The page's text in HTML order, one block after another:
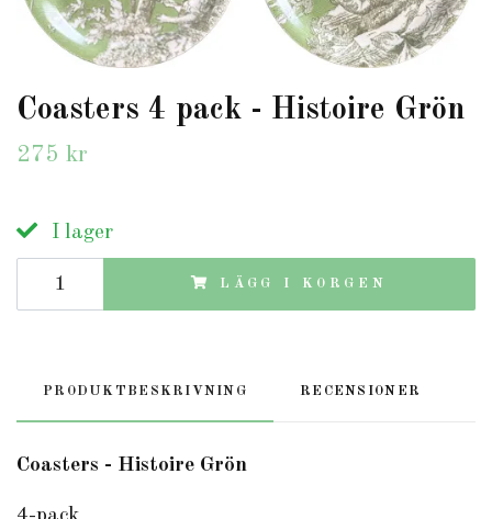
Coasters 4 pack - Histoire Grön
275 kr
I lager
LÄGG I KORGEN
PRODUKTBESKRIVNING RECENSIONER
Coasters - Histoire Grön